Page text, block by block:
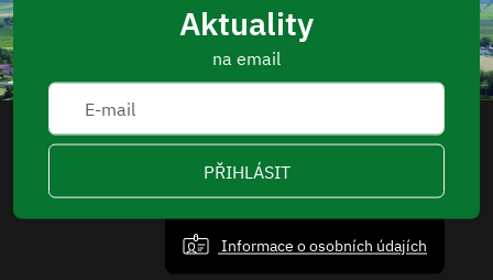
Aktuality
na email
PŘIHLÁSIT
Informace o osobních údajích